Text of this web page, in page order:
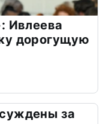
Ивлеева
дорогущую
за